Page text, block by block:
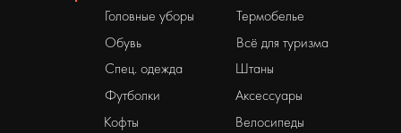
Головные уборы
Обувь
Штаны
Термобелье
Всё для туризма
Велосипеды
Аксессуары
Спец. одежда
Футболки
Кофты